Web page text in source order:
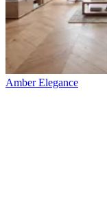
Amber Elegance